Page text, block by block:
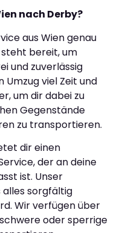
nach Derby?
aus Wien genau
bereit, um
und zuverlässig
Umzug viel Zeit und
um dir dabei zu
Gegenstände
zu transportieren.
dir einen
der an deine
ist. Unser
sorgfältig
Wir verfügen über
oder sperrige